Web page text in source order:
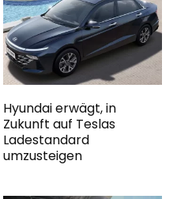
Hyundai erwägt, in
Zukunft auf Teslas
Ladestandard
umzusteigen